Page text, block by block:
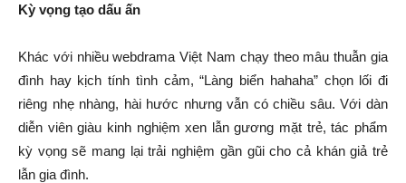
Kỳ vọng tạo dấu ấn
Khác với nhiều webdrama Việt Nam chạy theo mâu thuẫn gia
đình hay kịch tính tình cảm, “Làng biển hahaha” chọn lối đi
riêng nhẹ nhàng, hài hước nhưng vẫn có chiều sâu. Với dàn
diễn viên giàu kinh nghiệm xen lẫn gương mặt trẻ, tác phẩm
kỳ vọng sẽ mang lại trải nghiệm gần gũi cho cả khán giả trẻ
lẫn gia đình.